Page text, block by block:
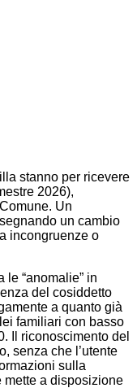
stanno per ricevere
2026),
Un
un cambio
incongruenze o
“anomalie” in
del cosiddetto
a quanto già
familiari con basso
Il riconoscimento del
senza che l’utente
sulla
a disposizione